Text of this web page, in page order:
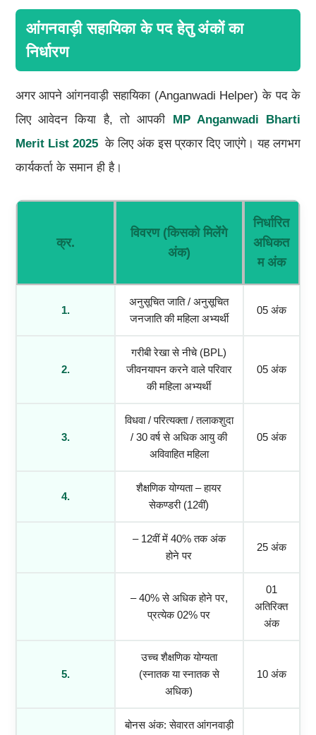
आंगनवाड़ी सहायिका के पद हेतु अंकों का
निर्धारण
अगर आपने आंगनवाड़ी सहायिका (Anganwadi Helper) के पद के
लिए आवेदन किया है, तो आपकी MP Anganwadi Bharti
Merit List 2025 के लिए अंक इस प्रकार दिए जाएंगे। यह लगभग
कार्यकर्ता के समान ही है।
क्र.
विवरण (किसको मिलेंगे
अंक)
निर्धारित
अधिकत
म अंक
1.
अनुसूचित जाति / अनुसूचित
जनजाति की महिला अभ्यर्थी
05 अंक
2.
गरीबी रेखा से नीचे (BPL)
जीवनयापन करने वाले परिवार
की महिला अभ्यर्थी
05 अंक
3.
विधवा / परित्यक्ता / तलाकशुदा
/ 30 वर्ष से अधिक आयु की
अविवाहित महिला
05 अंक
4.
शैक्षणिक योग्यता – हायर
सेकण्डरी (12वीं)
– 12वीं में 40% तक अंक
होने पर
25 अंक
– 40% से अधिक होने पर,
प्रत्येक 02% पर
01
अतिरिक्त
अंक
5.
उच्च शैक्षणिक योग्यता
(स्नातक या स्नातक से
अधिक)
10 अंक
बोनस अंक: सेवारत आंगनवाड़ी